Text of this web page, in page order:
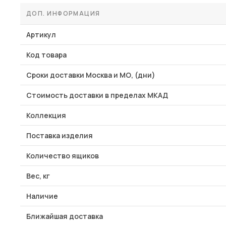
ДОП. ИНФОРМАЦИЯ
Артикул
Код товара
Сроки доставки Москва и МО, (дни)
Стоимость доставки в пределах МКАД
Коллекция
Поставка изделия
Количество ящиков
Вес, кг
Наличие
Ближайшая доставка